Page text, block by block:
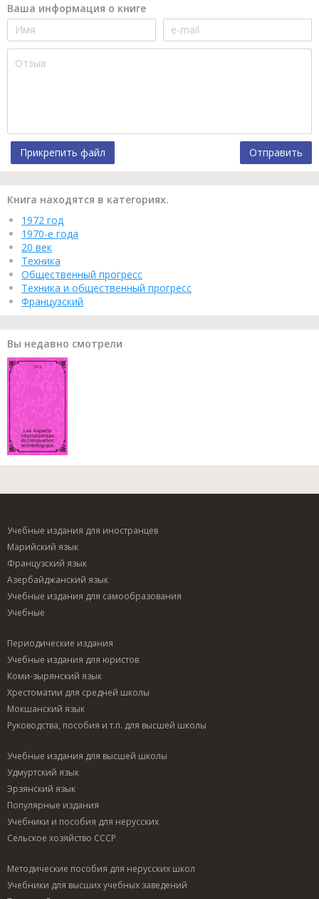
Ваша информация о книге
Прикрепить файл Отправить
Книга находятся в категориях.
1972 год
1970-е года
20 век
Техника
Общественный прогресс
Техника и общественный прогресс
Французский
Вы недавно смотрели
Учебные издания для иностранцев
Марийский язык
Французский язык
Азербайджанский язык
Учебные издания для самообразования
Учебные
Периодические издания
Учебные издания для юристов
Коми-зырянский язык
Хрестоматии для средней школы
Мокшанский язык
Руководства, пособия и т.п. для высшей школы
Учебные издания для высшей школы
Удмуртский язык
Эрзянский язык
Популярные издания
Учебники и пособия для нерусских
Сельское хозяйство СССР
Методические пособия для нерусских школ
Учебники для высших учебных заведений